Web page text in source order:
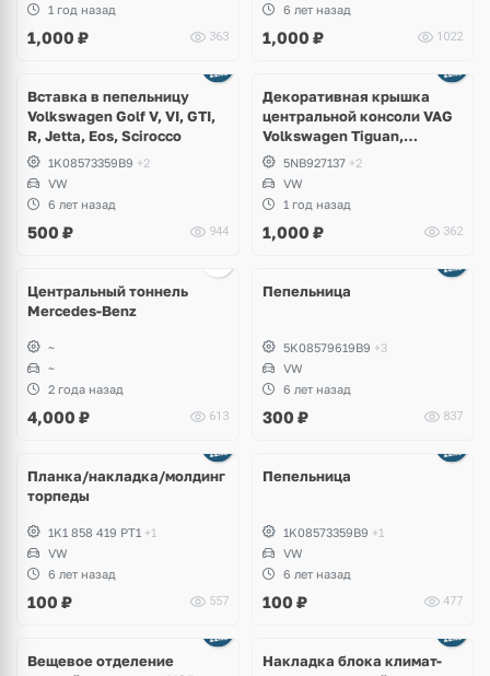
1 год назад
1,000 ₽ 363
6 лет назад
1,000 ₽ 1022
Вставка в пепельницу
Volkswagen Golf V, VI, GTI,
R, Jetta, Eos, Scirocco
1K08573359B9 +2
VW
6 лет назад
500 ₽ 944
Декоративная крышка
центральной консоли VAG
Volkswagen Tiguan,
Allspace, Taos, Seat Tarraco
5NB927137 +2
VW
1 год назад
1,000 ₽ 362
Центральный тоннель
Mercedes-Benz
~
~
2 года назад
4,000 ₽ 613
Пепельница
5K08579619B9 +3
VW
6 лет назад
300 ₽ 837
Планка/накладка/молдинг
торпеды
1K1 858 419 PT1 +1
VW
6 лет назад
100 ₽ 557
Пепельница
1K08573359B9 +1
VW
6 лет назад
100 ₽ 477
Вещевое отделение
Накладка блока климат-